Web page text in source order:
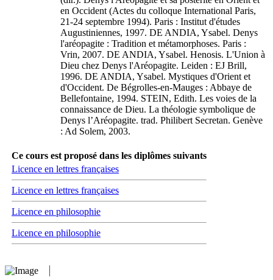
en Occident (Actes du colloque International Paris,
21-24 septembre 1994). Paris : Institut d'études
Augustiniennes, 1997. DE ANDIA, Ysabel. Denys
l'aréopagite : Tradition et métamorphoses. Paris :
Vrin, 2007. DE ANDIA, Ysabel. Henosis. L'Union à
Dieu chez Denys l'Aréopagite. Leiden : EJ Brill,
1996. DE ANDIA, Ysabel. Mystiques d'Orient et
d'Occident. De Bégrolles-en-Mauges : Abbaye de
Bellefontaine, 1994. STEIN, Edith. Les voies de la
connaissance de Dieu. La théologie symbolique de
Denys l’Aréopagite. trad. Philibert Secretan. Genève
: Ad Solem, 2003.
Ce cours est proposé dans les diplômes suivants
Licence en lettres françaises
Licence en lettres françaises
Licence en philosophie
Licence en philosophie